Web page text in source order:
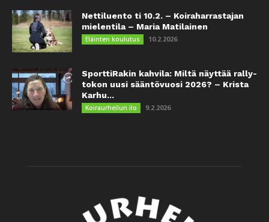
Nettiluento ti 10.2. – Koiraharrastajan
mielentila – Maria Matilainen
Eläinten koulutus 10.2.2026
SporttiRakin kahvila: Miltä näyttää rally-
tokon uusi sääntövuosi 2026? – Krista
Karhu...
Koiraurheilun ilo 9.2.2026